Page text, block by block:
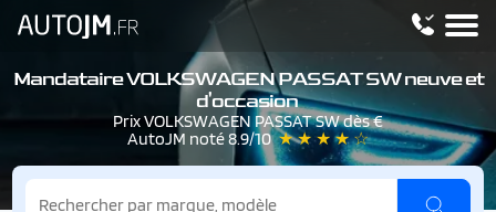
Mandataire VOLKSWAGEN PASSAT SW neuve et
d'occasion
Prix VOLKSWAGEN PASSAT SW dès €
AutoJM noté 8.9/10★ ★ ★ ★ ☆